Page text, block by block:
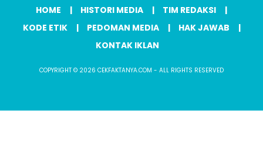
HOME HISTORI MEDIA
TIM REDAKSI
KODE ETIK
PEDOMAN MEDIA
HAK JAWAB
KONTAK IKLAN
COPYRIGHT © 2026 CEKFAKTANYA.COM - ALL RIGHTS RESERVED